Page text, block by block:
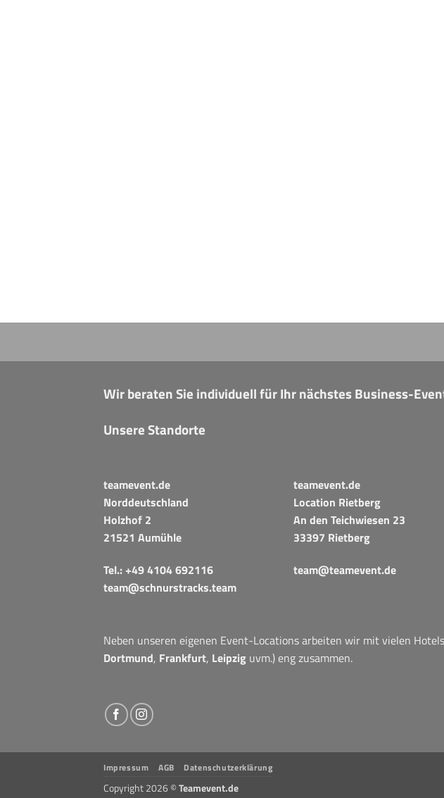
Wir beraten Sie individuell für Ihr nächstes Business-
Unsere Standorte
teamevent.de
Norddeutschland
Holzhof 2
21521 Aumühle
Tel.:+49 4104 692116
team@schnurstracks.team
teamevent.de
Location Rietberg
An den Teichwiesen 23
33397 Rietberg
team@teamevent.de
Neben unseren eigenen Event-Locations arbeiten wir mit vielen
Dortmund, Frankfurt, Leipzig uvm.) eng zusammen.
Impressum AGB Datenschutzerklärung
Copyright 2026 ©Teamevent.de